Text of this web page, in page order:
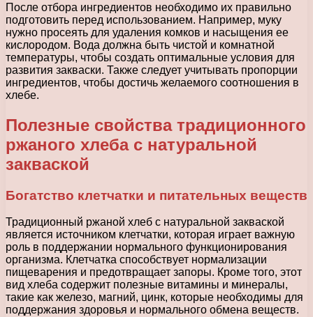
После отбора ингредиентов необходимо их правильно
подготовить перед использованием. Например, муку
нужно просеять для удаления комков и насыщения ее
кислородом. Вода должна быть чистой и комнатной
температуры, чтобы создать оптимальные условия для
развития закваски. Также следует учитывать пропорции
ингредиентов, чтобы достичь желаемого соотношения в
хлебе.
Полезные свойства традиционного
ржаного хлеба с натуральной
закваской
Богатство клетчатки и питательных веществ
Традиционный ржаной хлеб с натуральной закваской
является источником клетчатки, которая играет важную
роль в поддержании нормального функционирования
организма. Клетчатка способствует нормализации
пищеварения и предотвращает запоры. Кроме того, этот
вид хлеба содержит полезные витамины и минералы,
такие как железо, магний, цинк, которые необходимы для
поддержания здоровья и нормального обмена веществ.